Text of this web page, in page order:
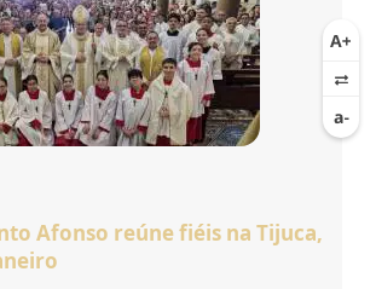
Afonso reúne fiéis na Tijuca,